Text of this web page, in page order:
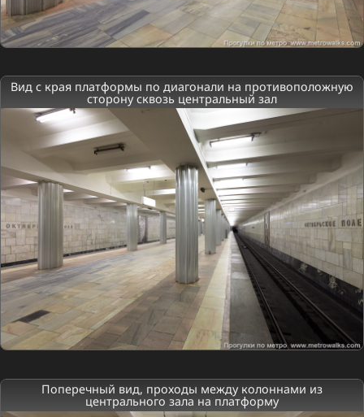
Вид с края платформы по диагонали на противоположную
сторону сквозь центральный зал
Поперечный вид, проходы между колоннами из
центрального зала на платформу